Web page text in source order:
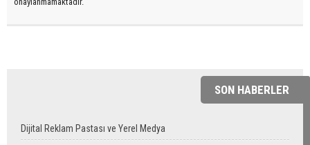
SON HABERLER
Dijital Reklam Pastası ve Yerel Medya